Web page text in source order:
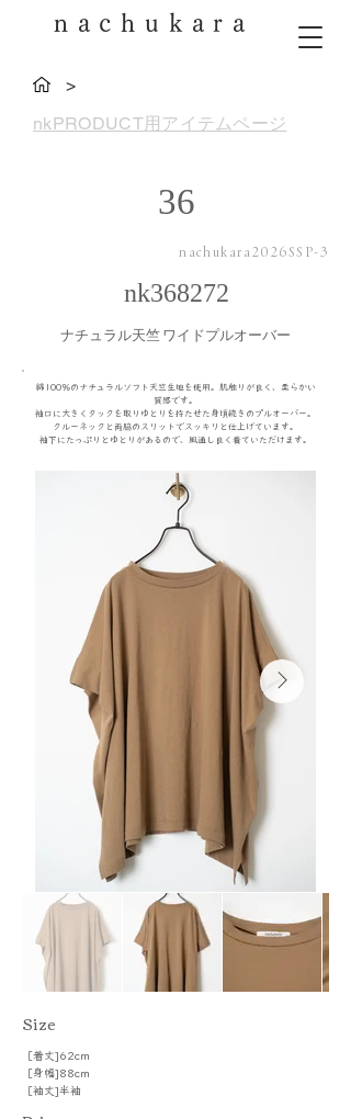
nachukara
>
nkPRODUCT用アイテムページ
36
nachukara2026SSP-3
nk368272
ナチュラル天竺 ワイドプルオーバー
綿100％のナチュラルソフト天竺生地を使用。肌触りが良く、柔らかい
質感です。
袖口に大きくタックを取りゆとりを持たせた身頃続きのプルオーバー。
クルーネックと両脇のスリットでスッキリと仕上げています。
袖下にたっぷりとゆとりがあるので、風通し良く着ていただけます。
​Size
［着丈]62cm
［身幅]88cm
［袖丈]半袖